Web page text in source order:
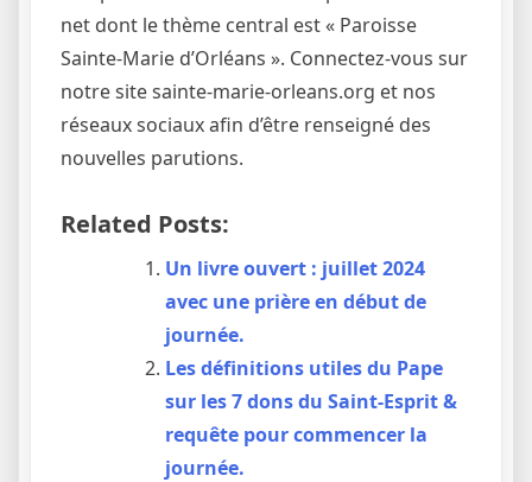
net dont le thème central est « Paroisse
Sainte-Marie d’Orléans ». Connectez-vous sur
notre site sainte-marie-orleans.org et nos
réseaux sociaux afin d’être renseigné des
nouvelles parutions.
Related Posts:
Un livre ouvert : juillet 2024
avec une prière en début de
journée.
Les définitions utiles du Pape
sur les 7 dons du Saint-Esprit &
requête pour commencer la
journée.